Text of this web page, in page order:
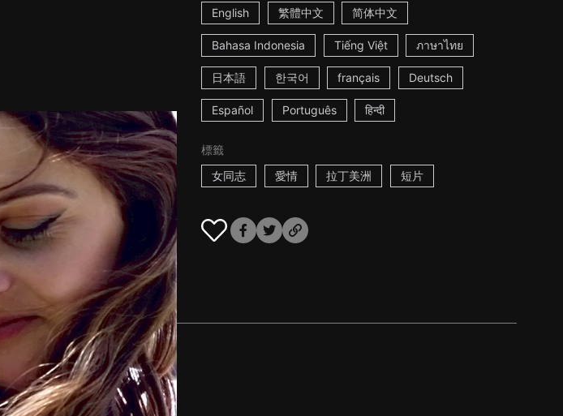
English 繁體中文 简体中文
Bahasa Indonesia Tiếng Việt ภาษาไทย
日本語 한국어 français Deutsch
Español Português हिन्दी
標籤
女同志
愛情 拉丁美洲 短片